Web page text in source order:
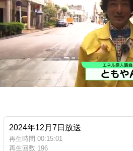
2024年12月7日放送
再生時間 00:15:01
再生回数 196